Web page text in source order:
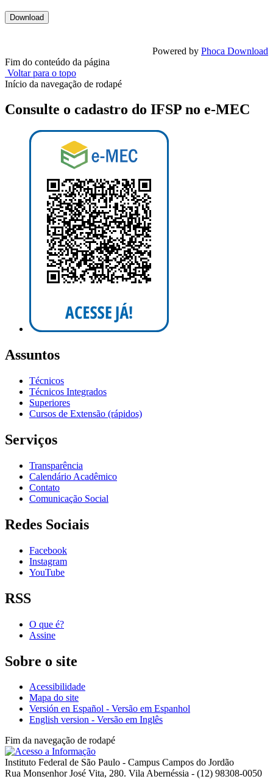
Powered by Phoca Download
Fim do conteúdo da página
Voltar para o topo
Início da navegação de rodapé
Consulte o cadastro do IFSP no e-MEC
Assuntos
Técnicos
Técnicos Integrados
Superiores
Cursos de Extensão (rápidos)
Serviços
Transparência
Calendário Acadêmico
Contato
Comunicação Social
Redes Sociais
Facebook
Instagram
YouTube
RSS
O que é?
Assine
Sobre o site
Acessibilidade
Mapa do site
Versión en Español - Versão em Espanhol
English version - Versão em Inglês
Fim da navegação de rodapé
Instituto Federal de São Paulo - Campus Campos do Jordão
Rua Monsenhor José Vita, 280. Vila Abernéssia - (12) 98308-0050